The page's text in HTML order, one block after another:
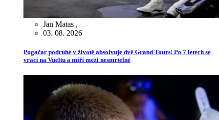
Jan Matas ,
03. 08. 2026
Pogačar podruhé v životě absolvuje dvě Grand Tours! Po 7 letech se
vrací na Vueltu a míří mezi nesmrtelné